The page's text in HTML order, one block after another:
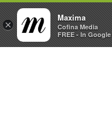
×
Maxima
Cofina Media
FREE - In